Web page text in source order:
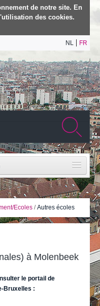
de notre site. En
des cookies.
NL FR
Ecoles /Autres écoles
à Molenbeek
le portail de
Bruxelles :